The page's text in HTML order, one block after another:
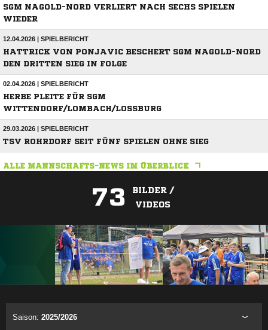
SGM NAGOLD-NORD VERLIERT NACH SECHS SPIELEN
WIEDER
12.04.2026 | SPIELBERICHT
HATTRICK VON PONJAVIC BESCHERT SGM NAGOLD-NORD
DEN DRITTEN SIEG IN FOLGE
02.04.2026 | SPIELBERICHT
HERBE PLEITE FÜR SGM
WITTENDORF/LOMBACH/LOSSBURG
29.03.2026 | SPIELBERICHT
TSV ROHRDORF SEIT FÜNF SPIELEN OHNE SIEG
ALLE MANNSCHAFTS-NEWS IM ÜBERBLICK
73
BILDER /
VIDEOS
Saison: 2025/2026